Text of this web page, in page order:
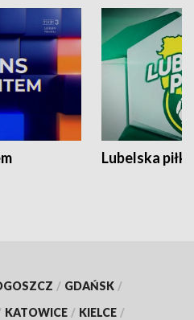
Lubelska piłka
/ GDAŃSK /
KATOWICE / KIELCE /